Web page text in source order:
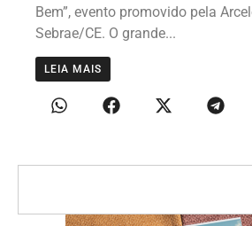
Bem”, evento promovido pela
Sebrae/CE. O grande...
LEIA MAIS